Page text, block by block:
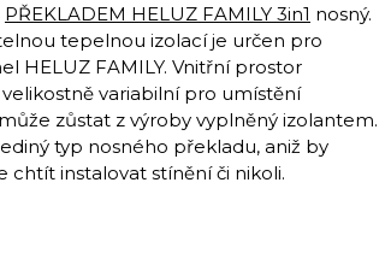
PŘEKLADEM HELUZ FAMILY 3in1 nosný.
tepelnou izolací je určen pro
HELUZ FAMILY. Vnitřní prostor
velikostně variabilní pro umístění
zůstat z výroby vyplněný izolantem.
typ nosného překladu, aniž by
instalovat stínění či nikoli.